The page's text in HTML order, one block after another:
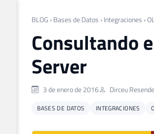
BLOG › Bases de Datos › Integraciones ›
Consultando
Server
3 de enero de 2016 Dirceu
BASES DE DATOS INTEGRACIONES